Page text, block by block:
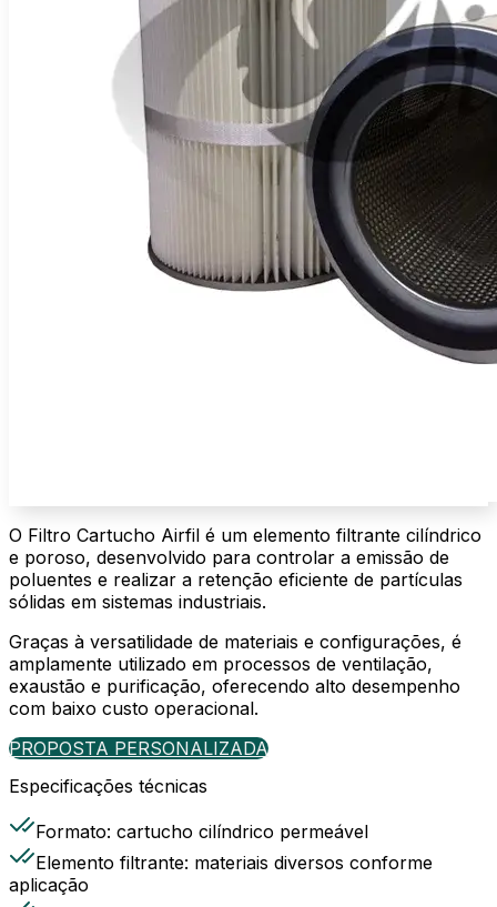
O Filtro Cartucho Airfil é um elemento filtrante cilíndrico
e poroso, desenvolvido para controlar a emissão de
poluentes e realizar a retenção eficiente de partículas
sólidas em sistemas industriais.
Graças à versatilidade de materiais e configurações, é
amplamente utilizado em processos de ventilação,
exaustão e purificação, oferecendo alto desempenho
com baixo custo operacional.
PROPOSTA PERSONALIZADA
Especificações técnicas
Formato: cartucho cilíndrico permeável
Elemento filtrante: materiais diversos conforme
aplicação